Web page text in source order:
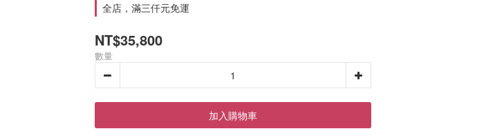
全店，滿三仟元免運
NT$35,800
數量
加入購物車